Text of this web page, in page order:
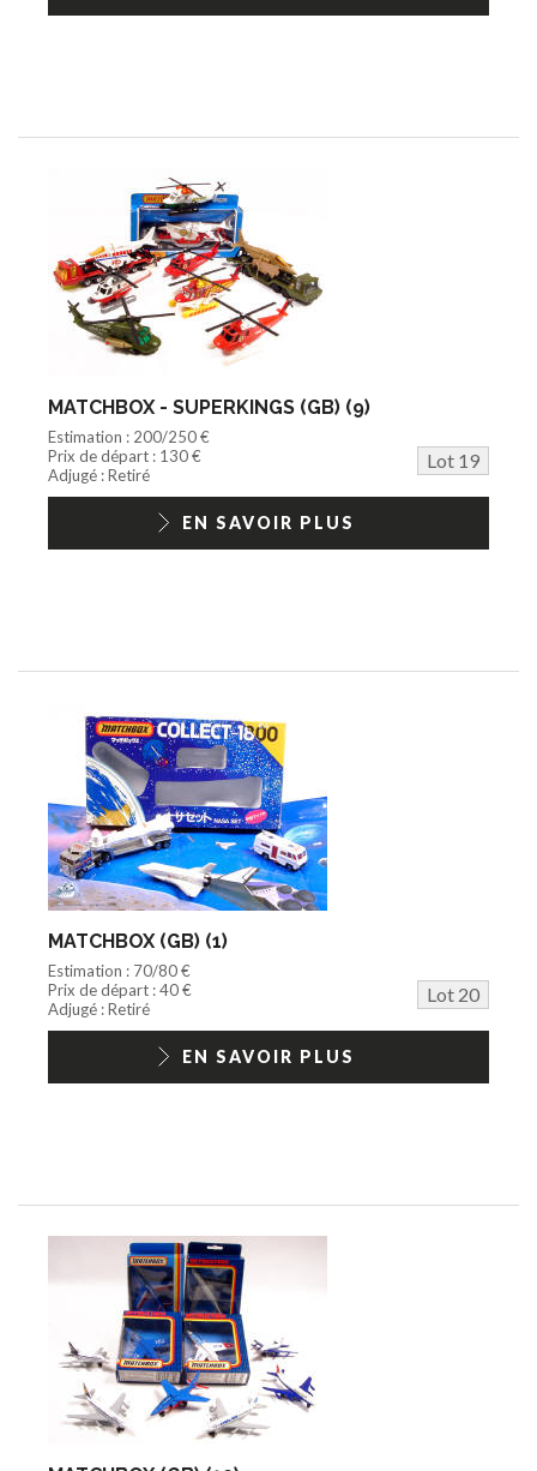
MATCHBOX - SUPERKINGS (GB) (9)
Estimation : 200/250 €
Prix de départ : 130 €
Lot 19
Adjugé : Retiré
EN SAVOIR PLUS
MATCHBOX (GB) (1)
Estimation : 70/80 €
Prix de départ : 40 €
Lot 20
Adjugé : Retiré
EN SAVOIR PLUS